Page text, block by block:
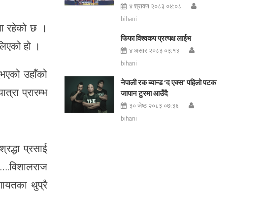
रहेको छ ।
हो ।
उहाँको
प्रारम्भ
प्रसाई
थुप्रै
४ श्रावण २०८३ ०४:०८
bihani
फिफा विश्वकप प्रत्यक्ष लाईभ
४ असार २०८३ ०३:१३
bihani
नेपाली रक ब्यान्ड ‘द एक्स’ पहिलो पटक
जापान टुरमा आउँदै
३० जेष्ठ २०८३ ०७:३६
bihani